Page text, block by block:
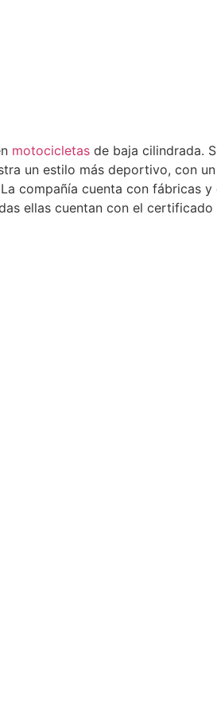
motocicletas de baja cilindrada.
un estilo más deportivo, con
compañía cuenta con fábricas
ellas cuentan con el certificado